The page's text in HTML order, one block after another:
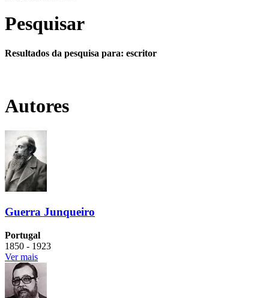
Pesquisar
Resultados da pesquisa para: escritor
Autores
Guerra Junqueiro
Portugal
1850 - 1923
Ver mais